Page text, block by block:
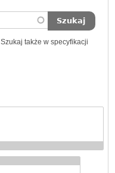
Szukaj także w specyfikacji